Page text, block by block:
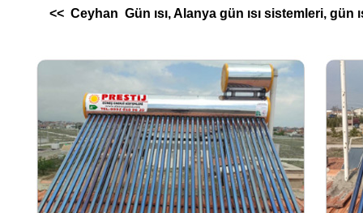
<< Ceyhan Gün ısı, Alanya gün ısı sistemleri, gün